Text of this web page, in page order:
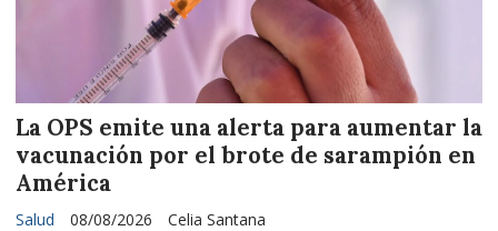
La OPS emite una alerta para aumentar la
vacunación por el brote de sarampión en
América
Celia Santana
Salud 08/08/2026